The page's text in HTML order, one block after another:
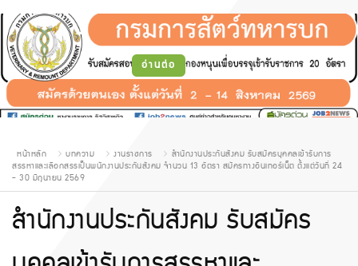
-
อ่านต่อ
หน้าหลัก บทความ งานราชการ
สำนักงานประกันสังคม รับสมัครบุคคลเข้ารับการ
สรรหาและเลือกสรรเป็นพนักงานประกันสังคม จำนวน 13 อัตรา สมัครทางอินเทอร์เน็ต ตั้งแต่วันที่ 24
- 30 มิถุนายน 2569
สำนักงานประกันสังคม รับสมัคร